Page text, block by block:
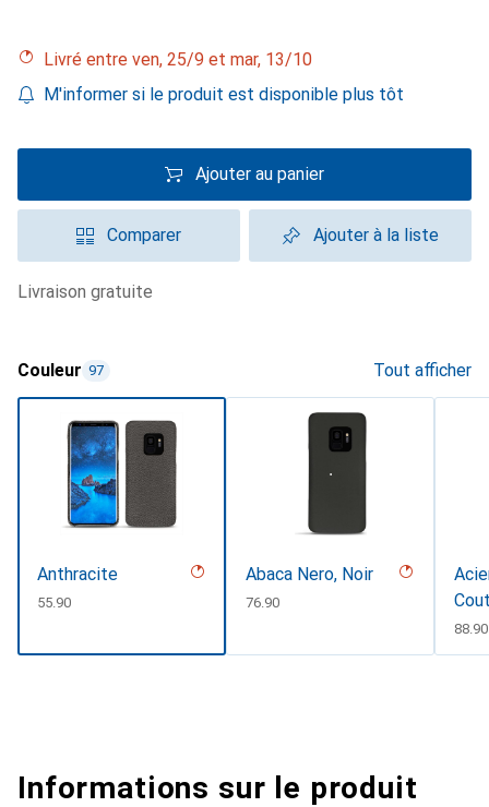
Livré entre ven, 25/9 et mar, 13/10
M'informer si le produit est disponible plus tôt
Ajouter au panier
Comparer Ajouter à la liste
livraison gratuite
Couleur 97 Tout afficher
Anthracite
CHF
55.90
Abaca Nero, Noir
CHF
76.90
CHF
88.90
Informations sur le produit